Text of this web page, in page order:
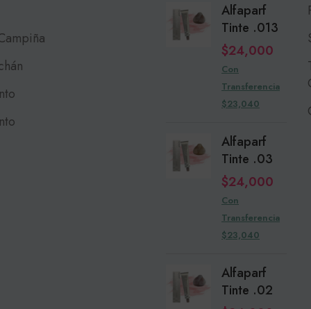
Alfaparf
Tinte .013
$24,000
Con
Transferencia
$23,040
Alfaparf
Tinte .03
$24,000
Con
Transferencia
$23,040
Alfaparf
Tinte .02